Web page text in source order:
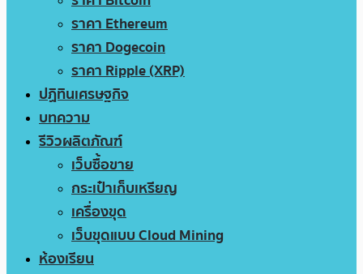
ราคา Ethereum
ราคา Dogecoin
ราคา Ripple (XRP)
ปฏิทินเศรษฐกิจ
บทความ
รีวิวผลิตภัณฑ์
เว็บซื้อขาย
กระเป๋าเก็บเหรียญ
เครื่องขุด
เว็บขุดแบบ Cloud Mining
ห้องเรียน